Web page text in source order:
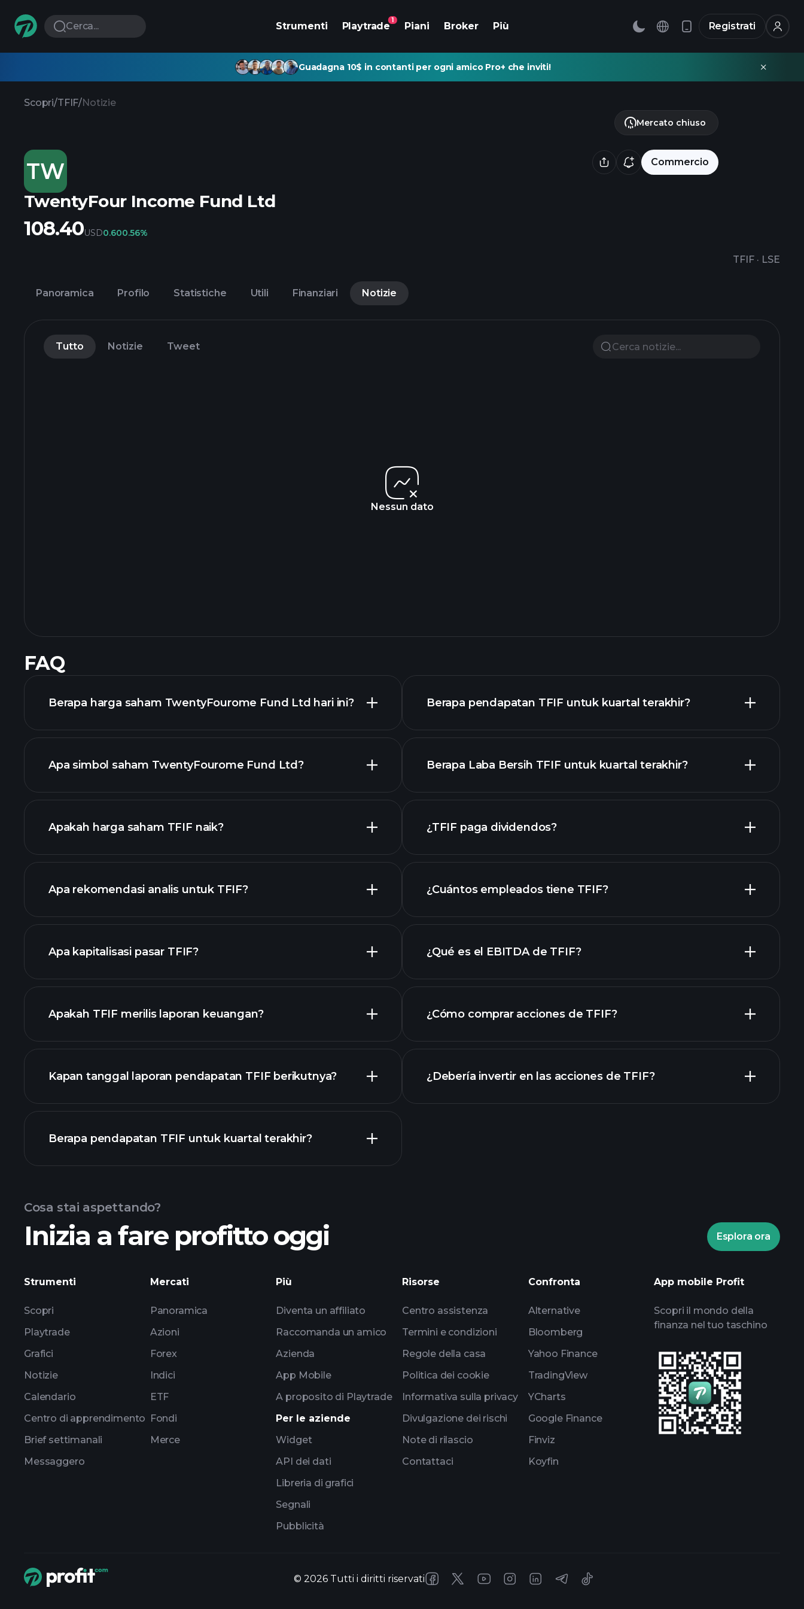
Cerca... Strumenti Playtrade
1
Piani Broker Più Registrati
Guadagna 10$ in contanti per ogni amico Pro+ che inviti!
Scopri/TFIF/Notizie
TW Commercio
TwentyFour Income Fund Ltd
TFIF · LSE
Mercato chiuso
108.40USD0.600.56%
Panoramica Profilo Statistiche Utili Finanziari Notizie
Tutto Notizie Tweet
Nessun dato
FAQ
Berapa harga saham TwentyFourome Fund Ltd hari ini?
grafik lanjutan
Apa simbol saham TwentyFourome Fund Ltd?
Apakah harga saham TFIF naik?
grafik
Apa rekomendasi analis untuk TFIF?
Apa kapitalisasi pasar TFIF?
daftar saham kami
Apakah TFIF merilis laporan keuangan?
keuangan TFIF
Kapan tanggal laporan pendapatan TFIF berikutnya?
Kalender
Berapa pendapatan TFIF untuk kuartal terakhir?
pendapatan TFIF
Berapa pendapatan TFIF untuk kuartal terakhir?
laporan keuangan TFIF
Berapa Laba Bersih TFIF untuk kuartal terakhir?
laporan keuangan
¿TFIF paga dividendos?
acciones de alto dividendo
¿Cuántos empleados tiene TFIF?
¿Qué es el EBITDA de TFIF?
rapporti finanziari
¿Cómo comprar acciones de TFIF?
¿Debería invertir en las acciones de TFIF?
torneos
impulsados por IA
listas de seguimiento
portafolios de
Cosa stai aspettando?
Inizia a fare profitto oggi Esplora ora
Strumenti
Scopri
Playtrade
Grafici
Notizie
Calendario
Centro di apprendimento
Brief settimanali
Messaggero
Mercati
Panoramica
Azioni
Forex
Indici
ETF
Fondi
Merce
Più
Diventa un affiliato
Raccomanda un amico
Azienda
App Mobile
A proposito di Playtrade
Per le aziende
Widget
API dei dati
Libreria di grafici
Segnali
Pubblicità
Risorse
Centro assistenza
Termini e condizioni
Regole della casa
Politica dei cookie
Informativa sulla privacy
Divulgazione dei rischi
Note di rilascio
Contattaci
Confronta
Alternative
Bloomberg
Yahoo Finance
TradingView
YCharts
Google Finance
Finviz
Koyfin
App mobile Profit
Scopri il mondo della
finanza nel tuo taschino
© 2026 Tutti i diritti riservati